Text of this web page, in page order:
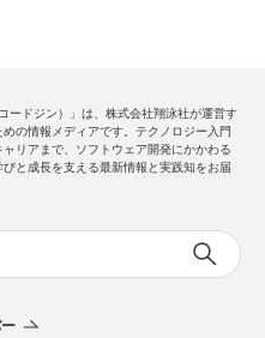
ードジン）」は、株式会社翔泳社が運営す
の情報メディアです。テクノロジー入門
リアまで、ソフトウェア開発にかかわる
と成長を支える最新情報と実践知をお届